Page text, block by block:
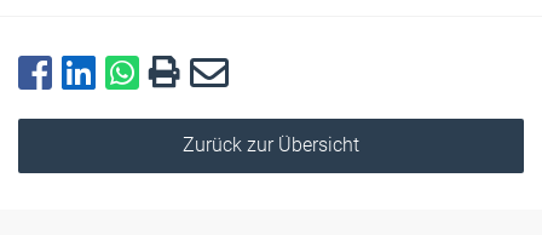
Zurück zur Übersicht